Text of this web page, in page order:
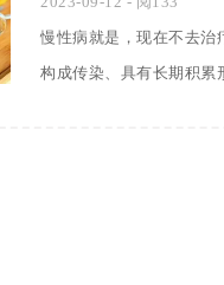
慢性病就是，现在不去治
构成传染、具有长期积累